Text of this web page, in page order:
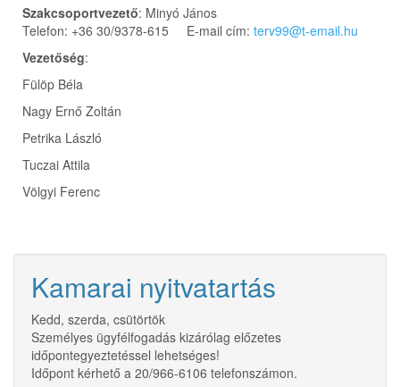
Szakcsoportvezető: Minyó János
Telefon: +36 30/9378-615 E-mail cím: terv99@t-email.hu
Vezetőség:
Fülöp Béla
Nagy Ernő Zoltán
Petrika László
Tuczai Attila
Völgyi Ferenc
Kamarai nyitvatartás
Kedd, szerda, csütörtök
Személyes ügyfélfogadás kizárólag előzetes
időpontegyeztetéssel lehetséges!
Időpont kérhető a 20/966-6106 telefonszámon.